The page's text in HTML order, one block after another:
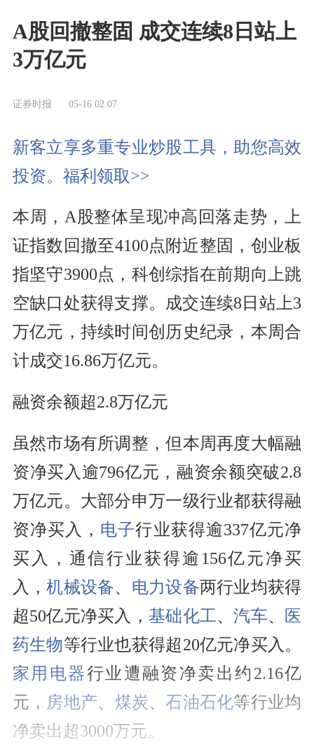
A股回撤整固 成交连续8日站上
3万亿元
证券时报 05-16 02:07
新客立享多重专业炒股工具，助您高效
投资。福利领取>>
本周，A股整体呈现冲高回落走势，上
证指数回撤至4100点附近整固，创业板
指坚守3900点，科创综指在前期向上跳
空缺口处获得支撑。成交连续8日站上3
万亿元，持续时间创历史纪录，本周合
计成交16.86万亿元。
融资余额超2.8万亿元
虽然市场有所调整，但本周再度大幅融
资净买入逾796亿元，融资余额突破2.8
万亿元。大部分申万一级行业都获得融
资净买入， 电子行业获得逾337亿元净
买入，通信行业获得逾156亿元净买
入，机械设备、 电力设备两行业均获得
超50亿元净买入， 基础化工、汽车、
医
药生物等行业也获得超20亿元净买入。
家用电器行业遭融资净卖出约2.16亿
元， 房地产、 煤炭、石油石化等行业均
净卖出超3000万元。